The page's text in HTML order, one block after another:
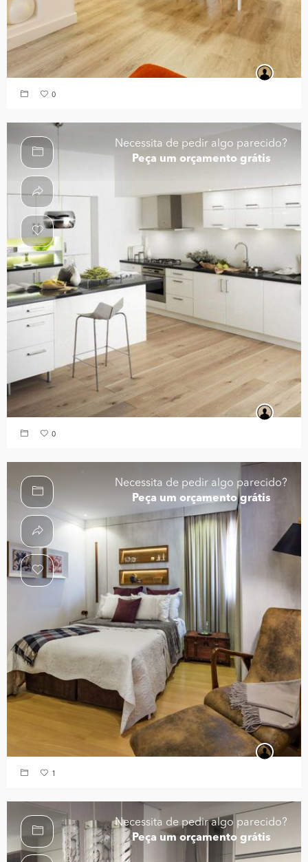
0
Necessita de pedir algo parecido?
Peça um orçamento grátis
0
Necessita de pedir algo parecido?
Peça um orçamento grátis
1
Necessita de pedir algo parecido?
Peça um orçamento grátis